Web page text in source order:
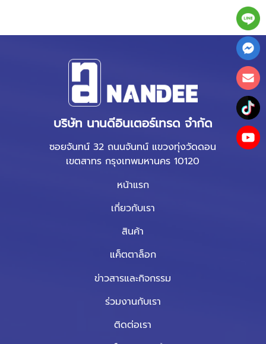
บริษัท นานดีอินเตอร์เทรด จำกัด
ซอยจันทน์ 32 ถนนจันทน์ แขวงทุ่งวัดดอน
เขตสาทร กรุงเทพมหานคร 10120
หน้าแรก
เกี่ยวกับเรา
สินค้า
แค็ตตาล็อก
ข่าวสารและกิจกรรม
ร่วมงานกับเรา
ติดต่อเรา